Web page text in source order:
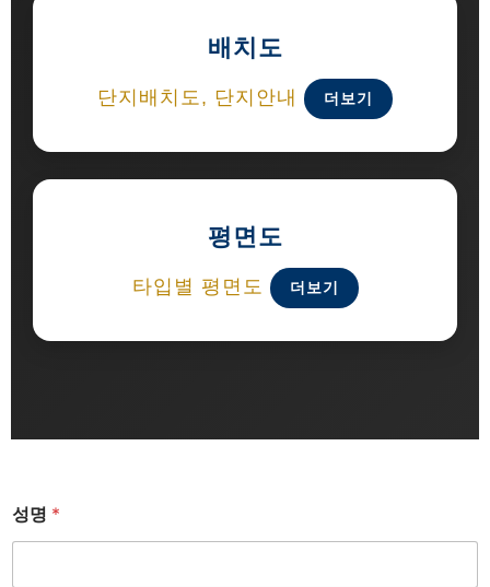
배치도
단지배치도, 단지안내 더보기
평면도
타입별 평면도 더보기
성명 *